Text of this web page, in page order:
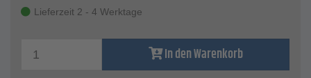
Lieferzeit 2 - 4 Werktage
In den Warenkorb